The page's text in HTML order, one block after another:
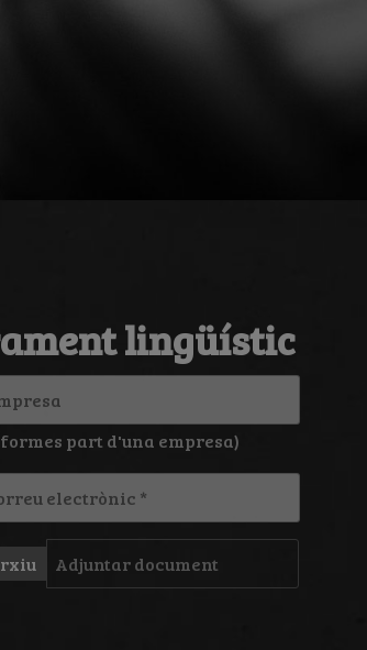
lingüístic
formes part d'una empresa)